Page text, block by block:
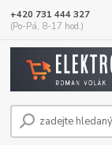
+420 731 444 327
(Po-Pá, 8-17 hod.)